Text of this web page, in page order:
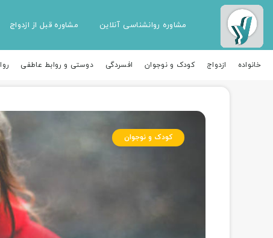
مشاوره روانشناسی آنلاین مشاوره قبل از ازدواج
خانواده ازدواج کودک و نوجوان افسردگی دوستی و روابط عاطفی
کودک و نوجوان